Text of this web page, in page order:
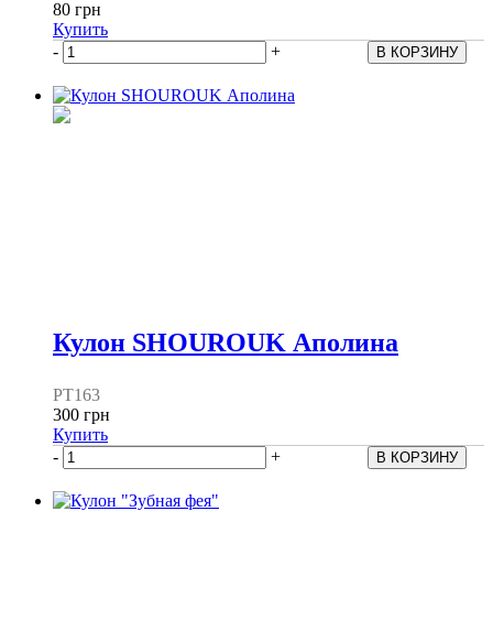
80 грн
Купить
-
+
Кулон SHOUROUK Аполина
PT163
300 грн
Купить
-
+